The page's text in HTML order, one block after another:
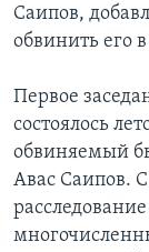
Саипов,
обвинить его
Первое
состоялось
обвиняемый
Авас Саипов.